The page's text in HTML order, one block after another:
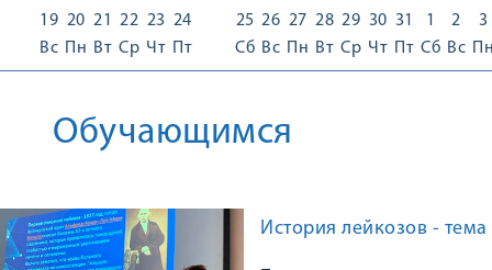
19
Вс
20
Пн
21
Вт
22
Ср
23
Чт
24
Пт
25
Сб
26
Вс
27
Пн
28
Вт
29
Ср
30
Чт
31
Пт
1
Сб
2
Вс
3
Обучающимся
История лейкозов -